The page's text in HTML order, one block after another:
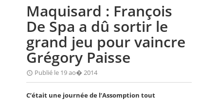
ANNUAIRES
PETITES ANNONCES
Maquisard : François
De Spa a dû sortir le
grand jeu pour vaincre
Grégory Paisse
Publié le 19 ao� 2014
C’était une journée de l’Assomption tout